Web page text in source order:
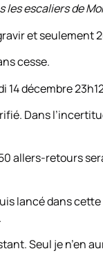
les escaliers de
et seulement
cesse.
14 décembre
Dans
allers-retours
lancé dans
Seul je n’en